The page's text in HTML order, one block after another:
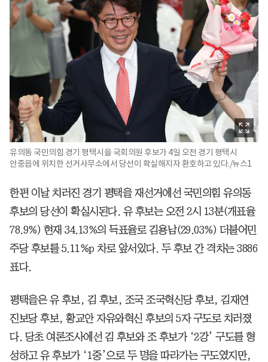
유의동 국민의힘 경기 평택시을 국회의원 후보가 4일 오전 경기 평택시
안중읍에 위치한 선거사무소에서 당선이 확실해지자 환호하고 있다./뉴스1
한편 이날 치러진 경기 평택을 재선거에선 국민의힘 유의동
후보의 당선이 확실시된다. 유 후보는 오전 2시 13분(개표율
78.9%) 현재 34.13%의 득표율로 김용남(29.03%) 더불어민
주당 후보를 5.11%p 차로 앞서있다. 두 후보 간 격차는 3886
표다.
평택을은 유 후보, 김 후보, 조국 조국혁신당 후보, 김재연
진보당 후보, 황교안 자유와혁신 후보의 5자 구도로 치러졌
다. 당초 여론조사에선 김 후보와 조 후보가 ‘2강’ 구도를 형
성하고 유 후보가 ‘1중’으로 두 명을 따라가는 구도였지만,